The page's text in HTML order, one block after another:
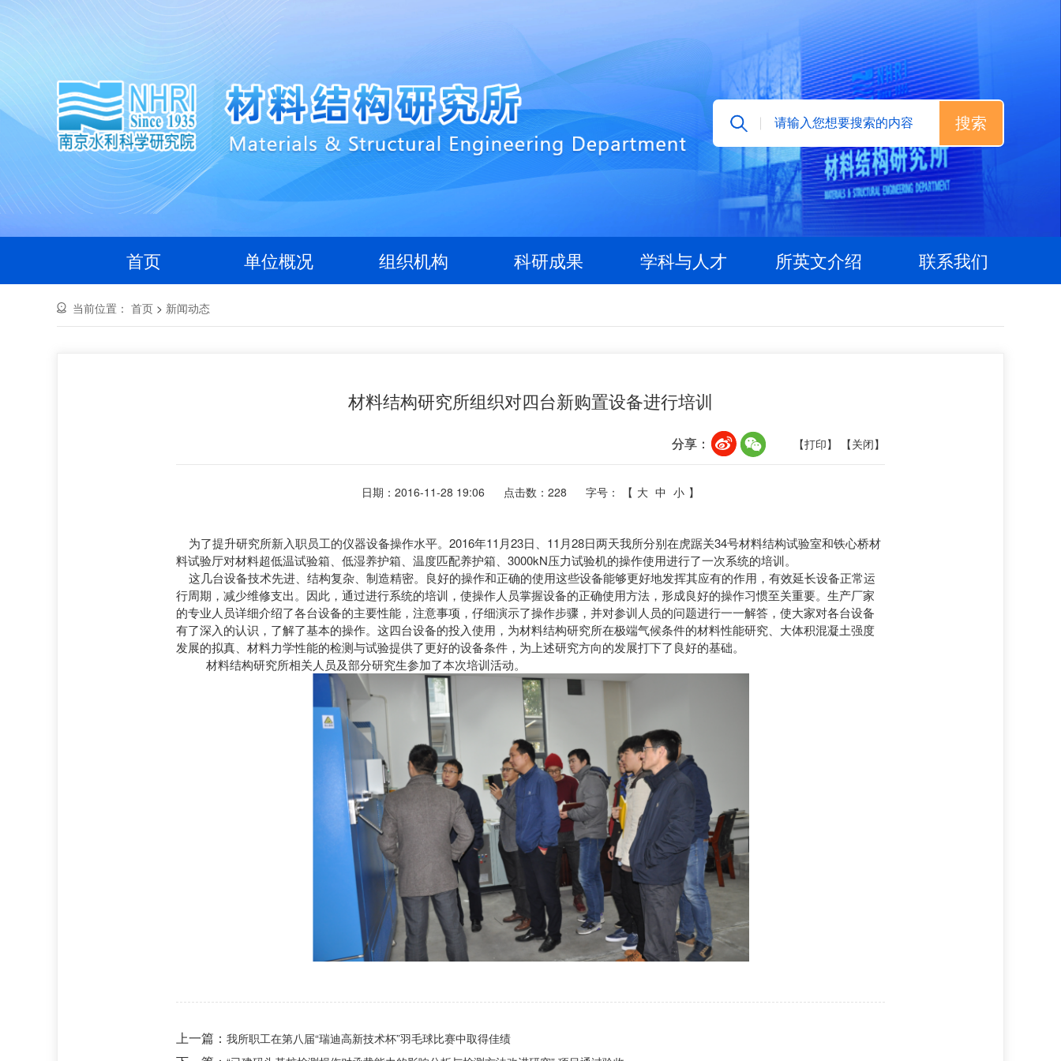
首页 单位概况 组织机构 科研成果 学科与人才 所英文介绍 联系我们
当前位置： 首页 > 新闻动态
材料结构研究所组织对四台新购置设备进行培训
【打印】 【关闭】
分享：
日期：2016-11-28 19:06 点击数： 228 字号： 【 大 中 小 】
为了提升研究所新入职员工的仪器设备操作水平。2016年11月23日、11月28日两天我所分别在虎踞关34号材料结构试验室和铁心桥材
料试验厅对材料超低温试验箱、低湿养护箱、温度匹配养护箱、3000kN压力试验机的操作使用进行了一次系统的培训。
这几台设备技术先进、结构复杂、制造精密。良好的操作和正确的使用这些设备能够更好地发挥其应有的作用，有效延长设备正常运
行周期，减少维修支出。因此，通过进行系统的培训，使操作人员掌握设备的正确使用方法，形成良好的操作习惯至关重要。生产厂家
的专业人员详细介绍了各台设备的主要性能，注意事项， 仔细演示了操作步骤，并对参训人员的问题进行一一解答，使大家对各台设备
有了深入的认识，了解了基本的操作。这四台设备的投入使用，为材料结构研究所在极端气候条件的材料性能研究、大体积混凝土强度
发展的拟真、材料力学性能的检测与试验提供了更好的设备条件，为上述研究方向的发展打下了良好的基础。
材料结构研究所相关人员及部分研究生参加了本次培训活动。
上一篇： 我所职工在第八届“瑞迪高新技术杯”羽毛球比赛中取得佳绩